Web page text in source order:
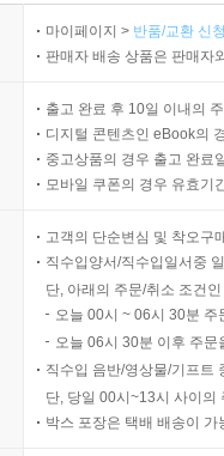
마이페이지 > 반품/교환 신
판매자 배송 상품은 판매자
출고 완료 후 10일 이내의
디지털 콘텐츠인 eBook의
중고상품의 경우 출고 완료
모바일 쿠폰의 경우 유효기
고객의 단순변심 및 착오구
직수입양서/직수입일서중
단, 아래의 주문/취소 조건
오늘 00시 ~ 06시 30분
오늘 06시 30분 이후 주
직수입 음반/영상물/기프트
단, 당일 00시~13시 사이의
박스 포장은 택배 배송이